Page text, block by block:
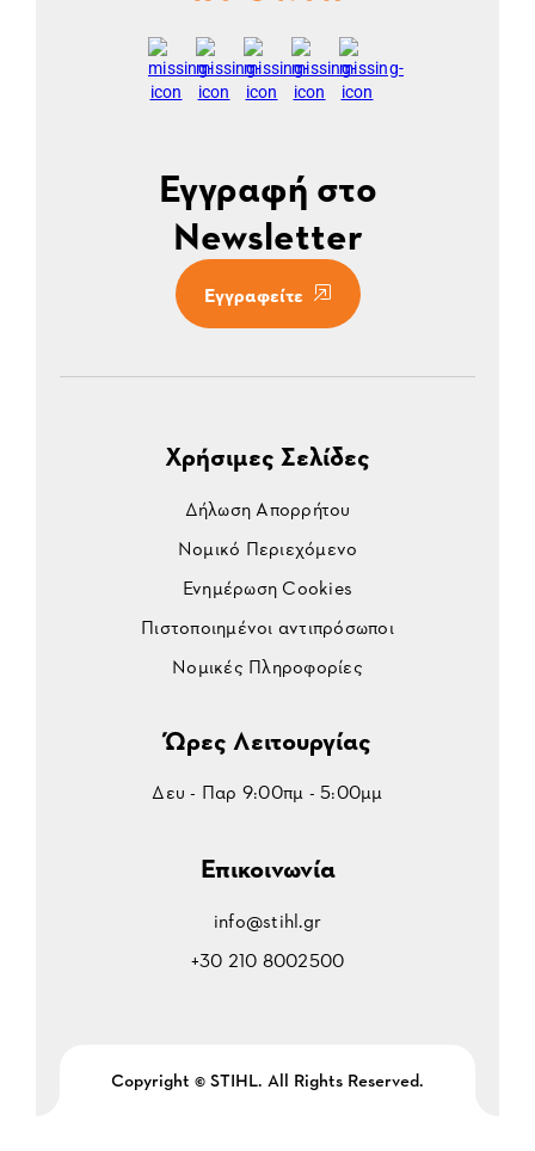
Εγγραφή στο
Newsletter
Εγγραφείτε
Χρήσιμες Σελίδες
Δήλωση Απορρήτου
Νομικό Περιεχόμενο
Ενημέρωση Cookies
Πιστοποιημένοι αντιπρόσωποι
Νομικές Πληροφορίες
Ώρες Λειτουργίας
Δευ - Παρ 9:00πμ - 5:00μμ
Επικοινωνία
info@stihl.gr
+30 210 8002500
Copyright © STIHL. All Rights Reserved.